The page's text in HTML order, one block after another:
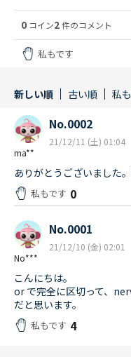
0 コイン2件のコメント
私もです
新しい順 古い順 私
ma**
No.0002
21/12/11 (土) 01:04
ありがとうございました
私もです 0
No***
No.0001
21/12/10 (金) 02:01
こんにちは。
or で完全に区切って、
だと思います。
私もです 4